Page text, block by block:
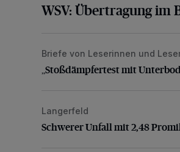
WSV: Übertragung im
„Stoßdämpfertest mit
Briefe von Leserinnen und
„Stoßdämpfertest mit
Schwerer Unfall mit 2,48
Langerfeld
Schwerer Unfall mit 2,48